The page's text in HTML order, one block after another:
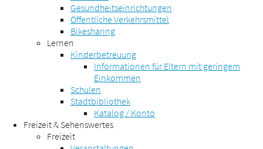
Gesundheitseinrichtungen
Öffentliche Verkehrsmittel
Bikesharing
Lernen
Kinderbetreuung
Informationen für Eltern mit geringem
Einkommen
Schulen
Stadtbibliothek
Katalog / Konto
Freizeit & Sehenswertes
Freizeit